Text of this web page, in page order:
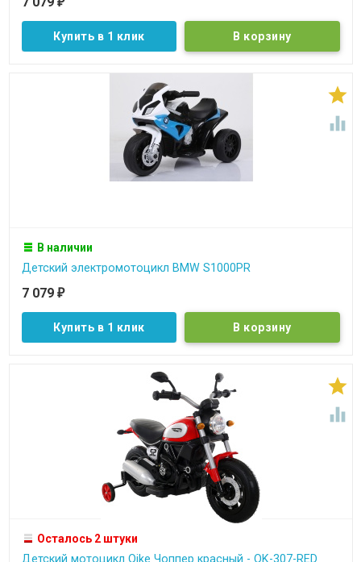
Купить в 1 клик


В наличии
Детский электромотоцикл BMW S1000PR
7 079 ₽
Купить в 1 клик


Осталось 2 штуки
Детский мотоцикл Qike Чоппер красный - QK-307-RED